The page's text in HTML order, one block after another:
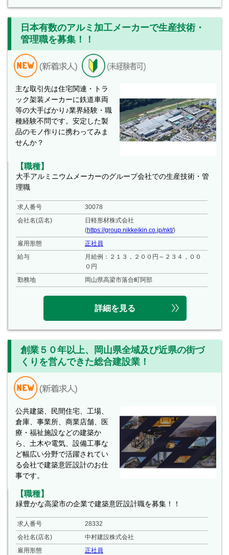
日本有数のアルミ加工メーカーで生産技術・
管理職を募集！！
主な取引先は住宅関連・トラ
ック架装メーカーに鉄道車両
等の大手ばかり♪業界経験・職
種経験不問です。安定した製
品のモノ作りに携わってみま
せんか？
【職種】
大手アルミニウムメーカーのグループ会社での生産技術・管
理職
求人番号
30078
会社名(店名)
日軽形材株式会社
(https://group.nikkeikin.co.jp/nkt/)
雇用形態
正社員
給与
月給例：２１３，２００円～２３４，００
０円
勤務地
岡山県高梁市落合町阿部
詳細を見る
創業５０年以上、岡山県全域及び近県の街づ
くりを営んできた総合建設業！
公共建築、民間住宅、工場、
倉庫、事業所、商業店舗、医
療・福祉施設などの建築か
ら、土木や電気、設備工事な
ど幅広い分野で活躍されてい
る会社で建築意匠設計のお仕
事です。
【職種】
緑豊かな高梁市の企業で建築意匠設計職を募集！！
求人番号
28332
会社名(店名)
中村建設株式会社
雇用形態
正社員